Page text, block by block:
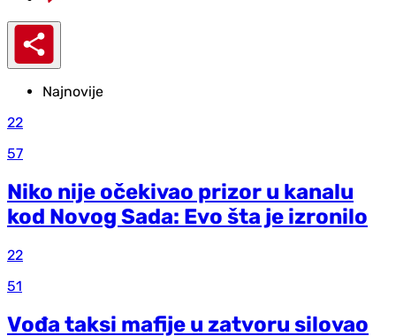
Najnovije
22
57
Niko nije očekivao prizor u kanalu
kod Novog Sada: Evo šta je izronilo
22
51
Vođa taksi mafije u zatvoru silovao